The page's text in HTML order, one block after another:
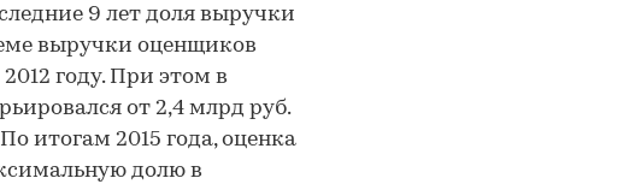
9 лет доля выручки
выручки оценщиков
году. При этом в
от 2,4 млрд руб.
итогам 2015 года, оценка
долю в